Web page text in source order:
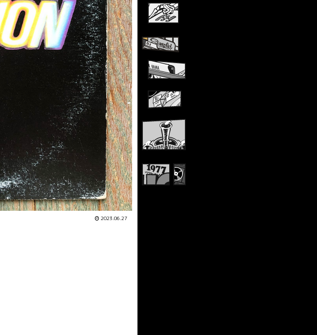
2023.06.27